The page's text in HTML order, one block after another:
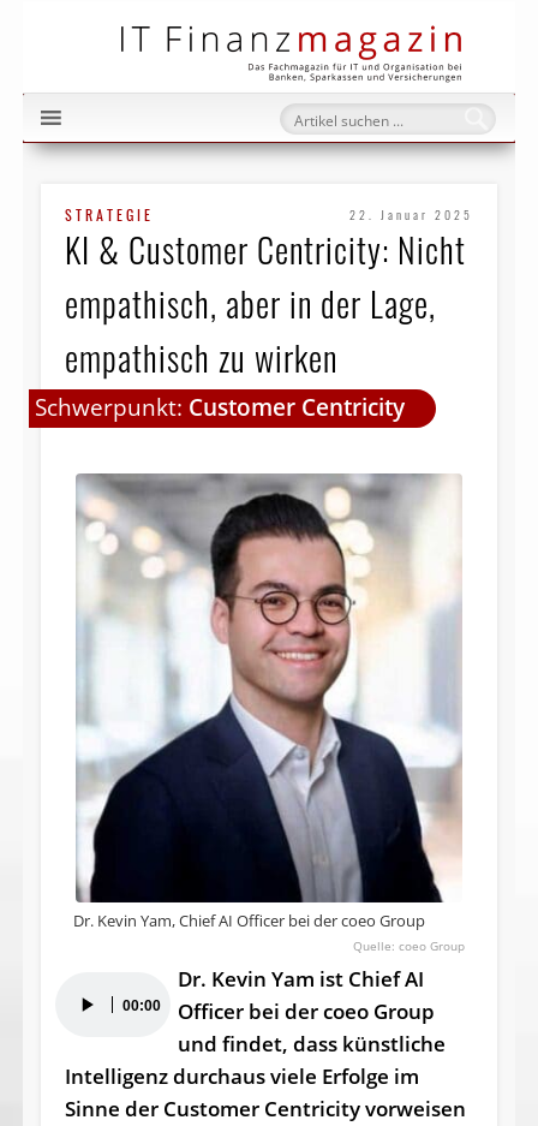
STRATEGIE 22. Januar 2025
KI & Customer Centricity: Nicht
empathisch, aber in der Lage,
empathisch zu wirken
Schwerpunkt: Customer Centricity
Dr. Kevin Yam, Chief AI Officer bei der coeo Group
coeo Group
Player 00:00
Dr. Kevin Yam ist Chief AI
Officer bei der coeo Group
und findet, dass künstliche
Intelligenz durchaus viele Erfolge im
Sinne der Customer Centricity vorweisen